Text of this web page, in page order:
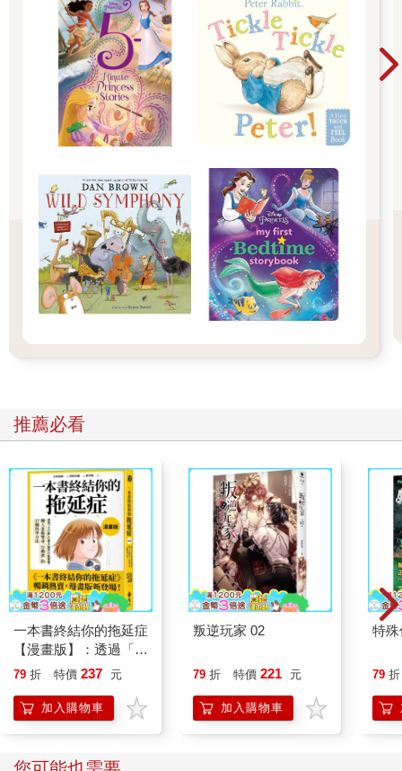
推薦必看
一本書終結你的拖延症
【漫畫版】：透過「小
行動」打開大腦的行動
「行動派」的37個科
學方法
79 折 特價 237 元
加入購物車
叛逆玩家 02
79 折 特價 221 元
加入購物車
特
79 折